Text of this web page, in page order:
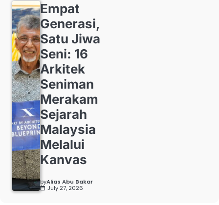
Empat
Generasi,
Satu Jiwa
Seni: 16
Arkitek
Seniman
Merakam
Sejarah
Malaysia
Melalui
Kanvas
byAlias Abu Bakar
July 27, 2026